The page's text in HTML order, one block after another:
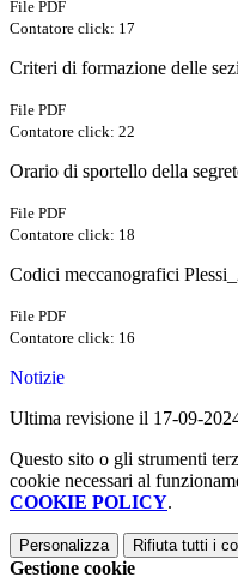
File PDF
Contatore click: 17
Criteri di formazione delle
File PDF
Contatore click: 22
Orario di sportello della
File PDF
Contatore click: 18
Codici meccanografici
File PDF
Contatore click: 16
Notizie
Ultima revisione il 17-09-
Questo sito o gli strumenti
cookie necessari al
COOKIE POLICY.
Personalizza Rifiuta tutti i
Gestione cookie